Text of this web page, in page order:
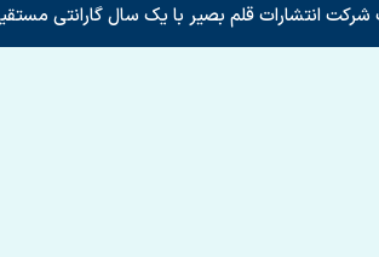
انتشارات قلم بصیر با یک سال گارانتی